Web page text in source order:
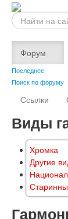
Искать...
Форум
Последнее
Поиск по форуму
Ссылки
Виды
Хромка
Другие